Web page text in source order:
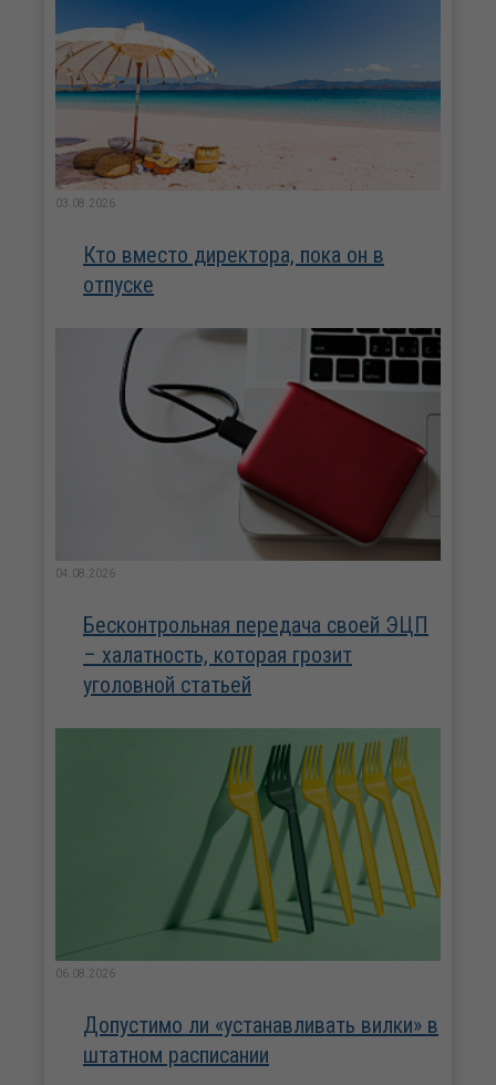
03.08.2026
Кто вместо директора, пока он в
отпуске
04.08.2026
Бесконтрольная передача своей ЭЦП
– халатность, которая грозит
уголовной статьей
06.08.2026
Допустимо ли «устанавливать вилки» в
штатном расписании